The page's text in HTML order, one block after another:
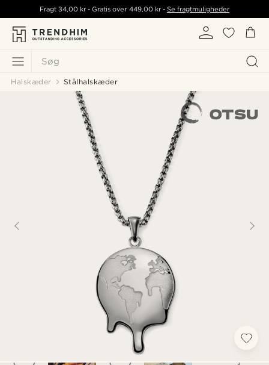
Søg
Fragt34,00 kr - Gratis over 449,00 kr- Se fragtmuligheder
Halskæder Stålhalskæder